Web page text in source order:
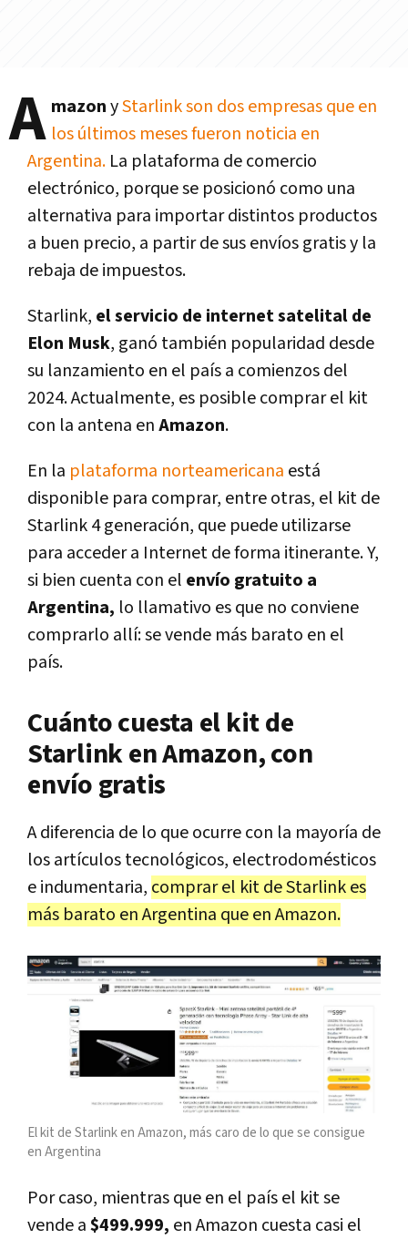
A mazonyStarlink son dos empresas que en
los últimos meses fueron noticia en
Argentina. La plataforma de comercio
electrónico, porque se posicionó como una
alternativa para importar distintos productos
a buen precio, a partir de sus envíos gratis y la
rebaja de impuestos.
Starlink, el servicio de internet satelital de
Elon Musk, ganó también popularidad desde
su lanzamiento en el país a comienzos del
2024. Actualmente, es posible comprar el kit
con la antena enAmazon.
En la plataforma norteamericana está
disponible para comprar, entre otras, el kit de
Starlink 4 generación, que puede utilizarse
para acceder a Internet de forma itinerante. Y,
si bien cuenta con el envío gratuito a
Argentina, lo llamativo es que no conviene
comprarlo allí: se vende más barato en el
país.
Cuánto cuesta el kit de
Starlink en Amazon, con
envío gratis
A diferencia de lo que ocurre con la mayoría de
los artículos tecnológicos, electrodomésticos
e indumentaria, comprar el kit de Starlink es
más barato en Argentina que en Amazon.
El kit de Starlink en Amazon, más caro de lo que se consigue
en Argentina
Por caso, mientras que en el país el kit se
vende a$499.999, en Amazon cuesta casi el